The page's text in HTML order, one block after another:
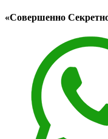
«Совершенно